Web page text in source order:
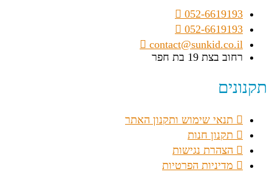
052-6619193
052-6619193
contact@sunkid.co.il
רחוב בצת 19 בת חפר
תקנונים
תנאי שימוש ותקנון האתר
תקנון חנות
הצהרת נגישות
מדיניות הפרטיות